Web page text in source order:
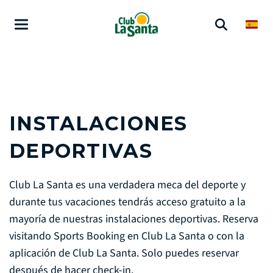
INSTALACIONES
DEPORTIVAS
Club La Santa es una verdadera meca del deporte y
durante tus vacaciones tendrás acceso gratuito a la
mayoría de nuestras instalaciones deportivas. Reserva
visitando Sports Booking en Club La Santa o con la
aplicación de Club La Santa. Solo puedes reservar